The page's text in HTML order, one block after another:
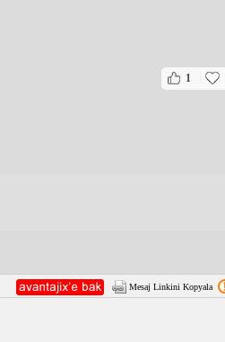
1
Mesaj Linkini Kopyala